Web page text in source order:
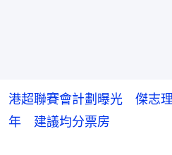
港超聯賽會計劃曝光 傑志
年 建議均分票房